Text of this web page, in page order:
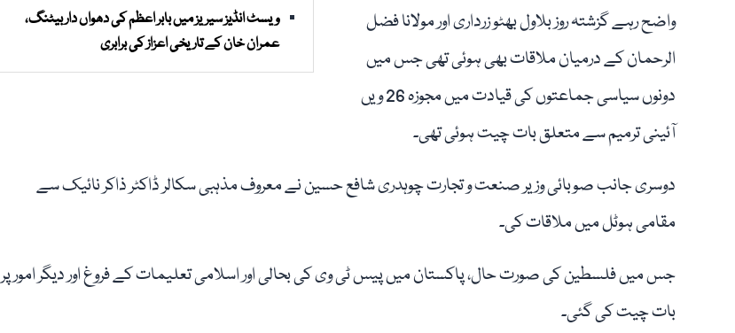
ویسٹ انڈیز سیریز میں بابر اعظم کی دھواں دار بیٹنگ،
عمران خان کے تاریخی اعزاز کی برابری
واضح رہے گزشتہ روز بلاول بھٹو زرداری اور مولانا فضل
الرحمان کے درمیان ملاقات بھی ہوئی تھی جس میں
دونوں سیاسی جماعتوں کی قیادت میں مجوزہ 26 ویں
آئینی ترمیم سے متعلق بات چیت ہوئی تھی۔
دوسری جانب صوبائی وزیر صنعت و تجارت چوہدری شافع حسین نے معروف مذہبی سکالر ڈاکٹر ذاکر نائیک سے
مقامی ہوٹل میں ملاقات کی۔
جس میں فلسطین کی صورت حال، پاکستان میں پیس ٹی وی کی بحالی اور اسلامی تعلیمات کے فروغ اور دیگر امور پر
بات چیت کی گئی۔